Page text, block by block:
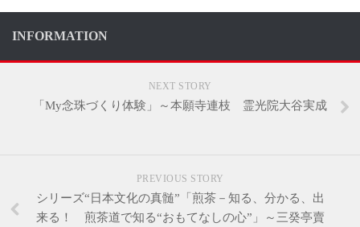
INFORMATION
NEXT STORY
「My念珠づくり体験」～本願寺連枝 霊光院大谷実成
PREVIOUS STORY
シリーズ“日本文化の真髄”「煎茶－知る、分かる、出
来る！ 煎茶道で知る“おもてなしの心”」～三癸亭賣